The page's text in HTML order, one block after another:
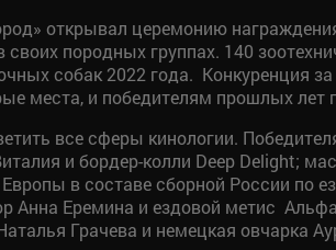
открывал церемонию
своих породных группах. 140
собак 2022 года. Конкуренция
места, и победителям прошлых лет
все сферы кинологии.
и бордер-колли Deep Delight;
в составе сборной России по
Анна Еремина и ездовой метис
Грачева и немецкая овчарка